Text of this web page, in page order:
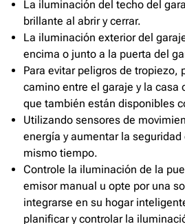
La iluminación del techo del
brillante al abrir y cerrar.
La iluminación exterior del
encima o junto a la puerta del
Para evitar peligros de tropiezo,
camino entre el garaje y la casa
que también están disponibles
Utilizando sensores de
energía y aumentar la
mismo tiempo.
Controle la iluminación de la
emisor manual u opte por una
integrarse en su hogar
planificar y controlar la